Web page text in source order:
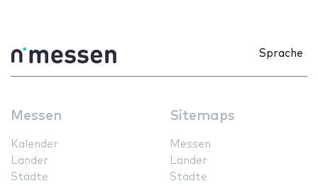
Sprache
Messen
Kalender
Länder
Städte
Sitemaps
Messen
Länder
Städte